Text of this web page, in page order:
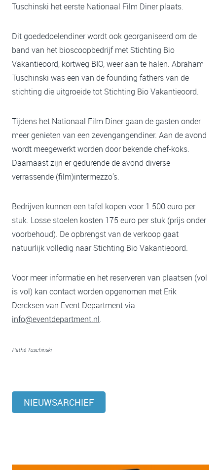
Tuschinski het eerste Nationaal Film Diner plaats.
Dit goededoelendiner wordt ook georganiseerd om de
band van het bioscoopbedrijf met Stichting Bio
Vakantieoord, kortweg BIO,weer aan te halen. Abraham
Tuschinski was een van de founding fathers van de
stichting die uitgroeide tot Stichting Bio Vakantieoord.
Tijdens het Nationaal Film Diner gaan de gasten onder
meer genieten van een zevengangendiner. Aan de avond
wordt meegewerkt worden door bekende chef-koks.
Daarnaast zijn er gedurende de avond diverse
verrassende (film)intermezzo's.
Bedrijven kunnen een tafel kopen voor 1.500 euro per
stuk. Losse stoelen kosten 175 euro per stuk (prijs onder
voorbehoud). De opbrengst van de verkoop gaat
natuurlijk volledig naarStichting Bio Vakantieoord.
Voor meer informatie en het reserveren van plaatsen (vol
is vol) kan contact worden opgenomen met Erik
Dercksen van Event Department via
info@eventdepartment.nl.
Pathé Tuschinski
NIEUWSARCHIEF